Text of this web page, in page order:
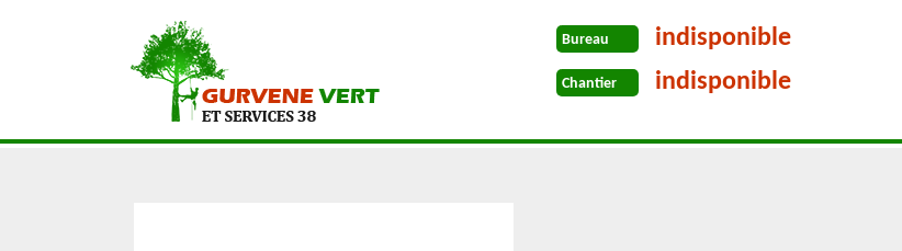
Bureau indisponible
Chantier indisponible